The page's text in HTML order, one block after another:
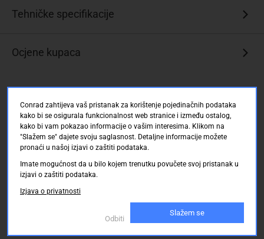
Tehničke specifikacije
Ocjene kupaca
Conrad zahtijeva vaš pristanak za korištenje pojedinačnih podataka
kako bi se osigurala funkcionalnost web stranice i između ostalog,
kako bi vam pokazao informacije o vašim interesima. Klikom na
"Slažem se" dajete svoju saglasnost. Detaljne informacije možete
pronaći u našoj izjavi o zaštiti podataka.
Imate mogućnost da u bilo kojem trenutku povučete svoj pristanak u
izjavi o zaštiti podataka.
Izjava o privatnosti
Odbiti
Slažem se